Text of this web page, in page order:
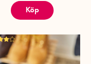
Köp